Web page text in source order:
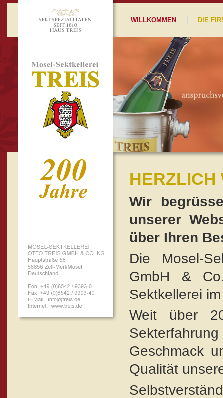
WILLKOMMEN DIE
HERZLICH
Wir
unserer
über Ihren
Die Mosel-
GmbH &
Sektkellerei
Weit über
Geschmack
Qualität